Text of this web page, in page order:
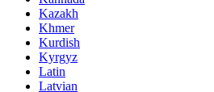
Kazakh
Khmer
Kurdish
Kyrgyz
Latin
Latvian